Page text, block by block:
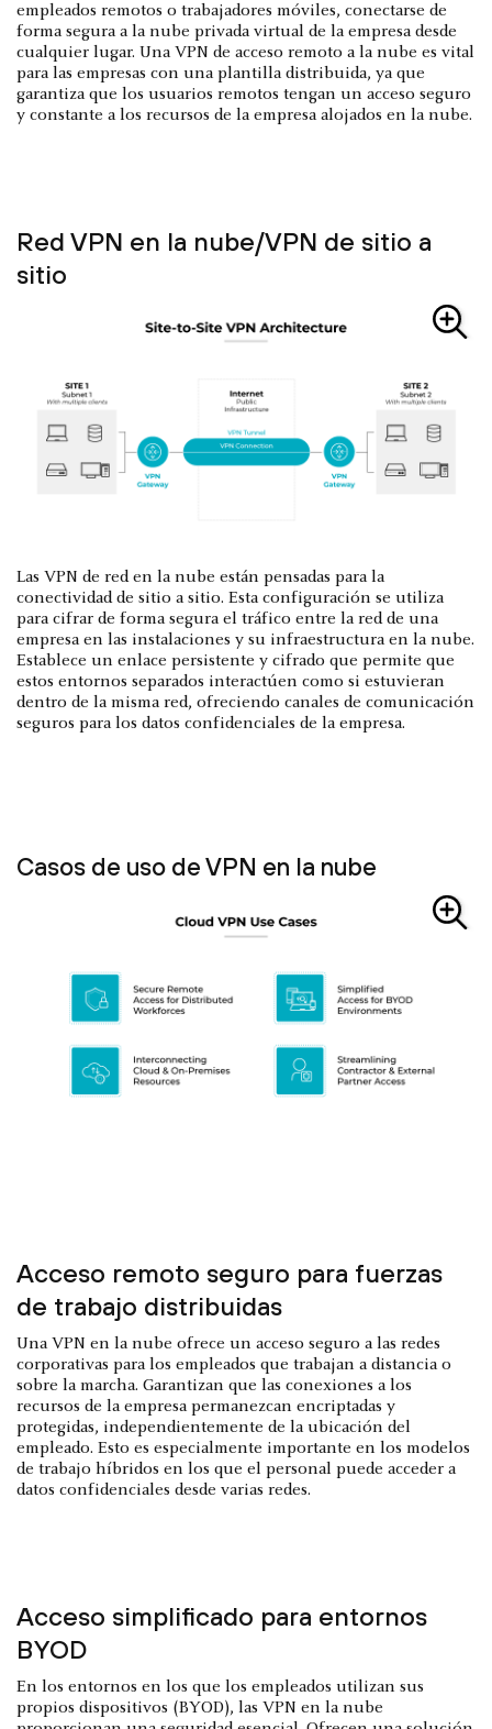
empleados remotos o trabajadores móviles, conectarse de
forma segura a la nube privada virtual de la empresa desde
cualquier lugar. Una VPN de acceso remoto a la nube es vital
para las empresas con una plantilla distribuida, ya que
garantiza que los usuarios remotos tengan un acceso seguro
y constante a los recursos de la empresa alojados en la nube.
Red VPN en la nube/VPN de sitio a
sitio
Las VPN de red en la nube están pensadas para la
conectividad de sitio a sitio. Esta configuración se utiliza
para cifrar de forma segura el tráfico entre la red de una
empresa en las instalaciones y su infraestructura en la nube.
Establece un enlace persistente y cifrado que permite que
estos entornos separados interactúen como si estuvieran
dentro de la misma red, ofreciendo canales de comunicación
seguros para los datos confidenciales de la empresa.
Casos de uso de VPN en la nube
Acceso remoto seguro para fuerzas
de trabajo distribuidas
Una VPN en la nube ofrece un acceso seguro a las redes
corporativas para los empleados que trabajan a distancia o
sobre la marcha. Garantizan que las conexiones a los
recursos de la empresa permanezcan encriptadas y
protegidas, independientemente de la ubicación del
empleado. Esto es especialmente importante en los modelos
de trabajo híbridos en los que el personal puede acceder a
datos confidenciales desde varias redes.
Acceso simplificado para entornos
BYOD
En los entornos en los que los empleados utilizan sus
propios dispositivos (BYOD), las VPN en la nube